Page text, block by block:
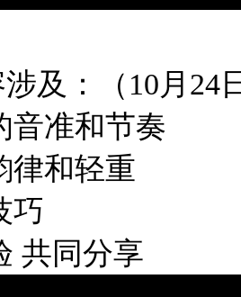
及：（10月24
音准和节奏
律和轻重
巧
共同分享